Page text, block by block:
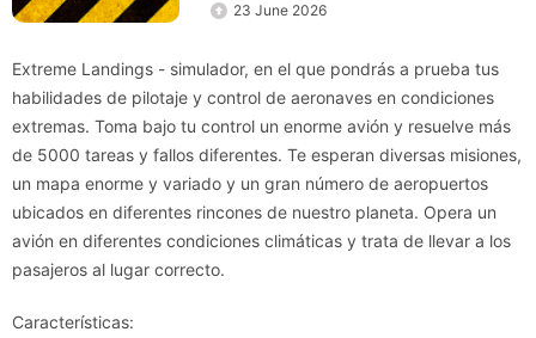
23 June 2026
Extreme Landings - simulador, en el que pondrás a prueba tus
habilidades de pilotaje y control de aeronaves en condiciones
extremas. Toma bajo tu control un enorme avión y resuelve más
de 5000 tareas y fallos diferentes. Te esperan diversas misiones,
un mapa enorme y variado y un gran número de aeropuertos
ubicados en diferentes rincones de nuestro planeta. Opera un
avión en diferentes condiciones climáticas y trata de llevar a los
pasajeros al lugar correcto.
Características: